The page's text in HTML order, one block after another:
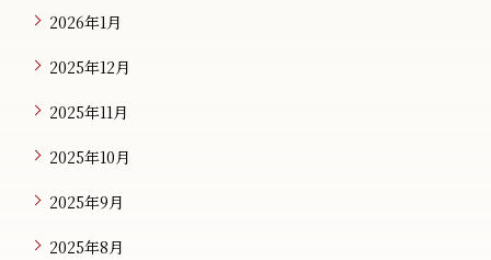
2026年1月
2025年12月
2025年11月
2025年10月
2025年9月
2025年8月